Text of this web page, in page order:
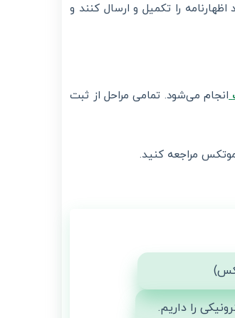
اظهارنامه را تکمیل و ارسال کنند و
انجام می‌شود. تمامی مراحل از ثبت
مراجعه کنید.
را داریم.